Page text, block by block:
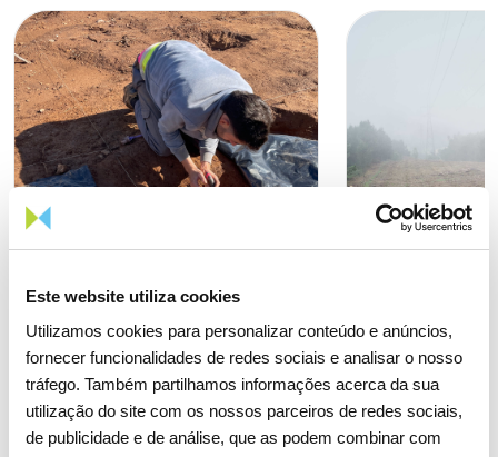
Este website utiliza cookies
Utilizamos cookies para personalizar conteúdo e anúncios,
fornecer funcionalidades de redes sociais e analisar o nosso
tráfego. Também partilhamos informações acerca da sua
utilização do site com os nossos parceiros de redes sociais,
de publicidade e de análise, que as podem combinar com
01 ABRIL 2026 21 MAIO 2024